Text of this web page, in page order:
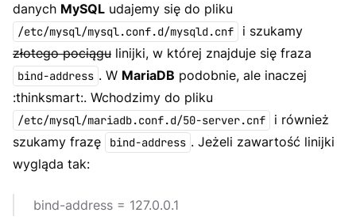
danych MySQL udajemy się do pliku
/etc/mysql/mysql.conf.d/mysqld.cnf
i szukamy
złotego pociągu linijki, w której znajduje się fraza
bind-address . W MariaDB podobnie, ale inaczej
:thinksmart:. Wchodzimy do pliku
/etc/mysql/mariadb.conf.d/50-server.cnf
i również
szukamy frazę
bind-address . Jeżeli zawartość linijki
wygląda tak:
bind-address = 127.0.0.1